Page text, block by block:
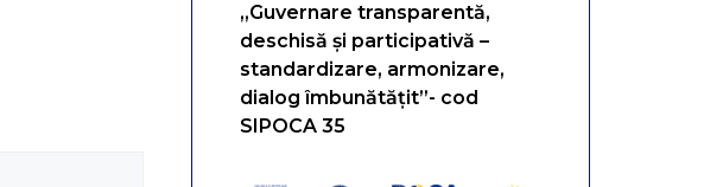
„Guvernare transparentă,
deschisă și participativă –
standardizare, armonizare,
dialog îmbunătățit”- cod
SIPOCA 35